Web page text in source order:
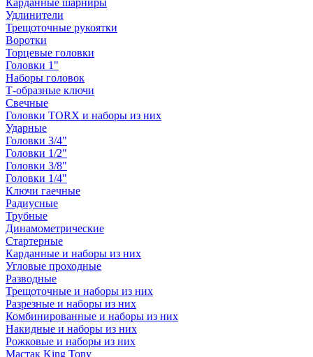
Карданные шарниры
Удлинители
Трещоточные рукоятки
Воротки
Торцевые головки
Головки 1"
Наборы головок
Т-образные ключи
Свечные
Головки TORX и наборы из них
Ударные
Головки 3/4"
Головки 1/2"
Головки 3/8"
Головки 1/4"
Ключи гаечные
Радиусные
Трубные
Динамометрические
Стартерные
Карданные и наборы из них
Угловые проходные
Разводные
Трещоточные и наборы из них
Разрезные и наборы из них
Комбинированные и наборы из них
Накидные и наборы из них
Рожковые и наборы из них
Мастак King Tony